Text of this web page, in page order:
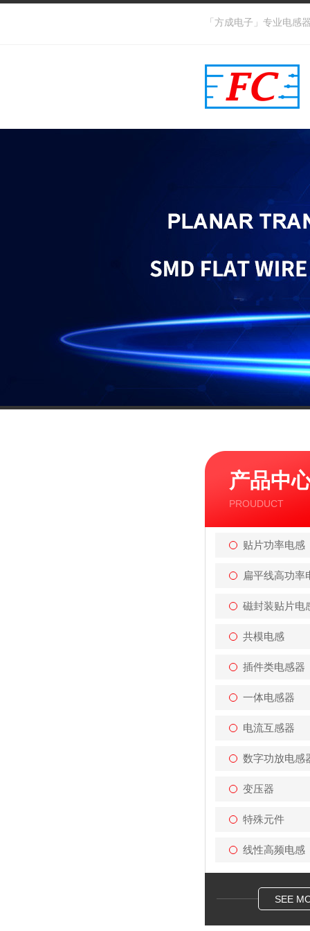
「方成电子」专业电感
产品中
PROUDUCT
贴片功率电感
扁平线高功率
磁封装贴片电
共模电感
插件类电感器
一体电感器
电流互感器
数字功放电感
变压器
特殊元件
线性高频电感
SEE